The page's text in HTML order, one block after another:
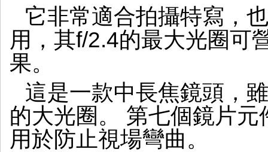
它非常適合拍攝特寫，
用，其f/2.4的最大光圈可
果。
這是一款中長焦鏡頭，
的大光圈。 第七個鏡片
用於防止視場彎曲。